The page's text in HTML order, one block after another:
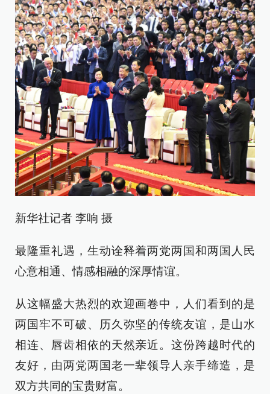
新华社记者 李响 摄
最隆重礼遇，生动诠释着两党两国和两国人民
心意相通、情感相融的深厚情谊。
从这幅盛大热烈的欢迎画卷中，人们看到的是
两国牢不可破、历久弥坚的传统友谊，是山水
相连、唇齿相依的天然亲近。这份跨越时代的
友好，由两党两国老一辈领导人亲手缔造，是
双方共同的宝贵财富。